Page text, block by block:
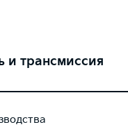
и трансмиссия